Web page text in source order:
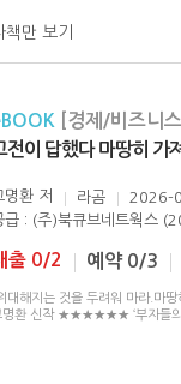
만 보기
[경제/비즈니스]
전이 답했다 마땅히 가
명환 저 라곰
2026-
급 : (주)북큐브네트웍스
출 0/2 예약 0/3
대해지는 것을 두려워 마라.마
명환 신작 ★★★★★★ ‘부자들